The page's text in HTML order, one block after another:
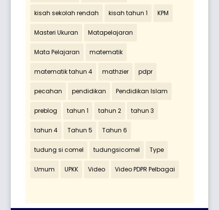
kisah sekolah rendah kisah tahun 1 KPM
Masteri Ukuran Matapelajaran
Mata Pelajaran matematik
matematik tahun 4 mathzier pdpr
pecahan pendidikan Pendidikan Islam
preblog tahun 1 tahun 2 tahun 3
tahun 4 Tahun 5 Tahun 6
tudung si comel tudungsicomel Type
Umum UPKK Video Video PDPR Pelbagai